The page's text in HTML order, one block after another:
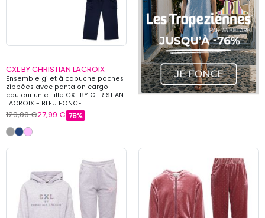
CXL BY CHRISTIAN LACROIX
Ensemble gilet à capuche poches
zippées avec pantalon cargo
couleur unie Fille CXL BY CHRISTIAN
LACROIX - BLEU FONCE
129,00 €27,99 € 78%